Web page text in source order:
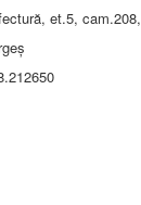
et.5, cam.208,